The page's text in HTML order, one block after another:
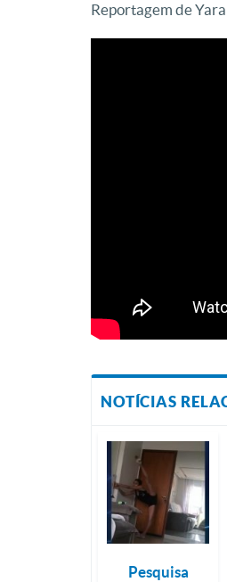
Reportagem de
NOTÍCIAS
Pesquisa